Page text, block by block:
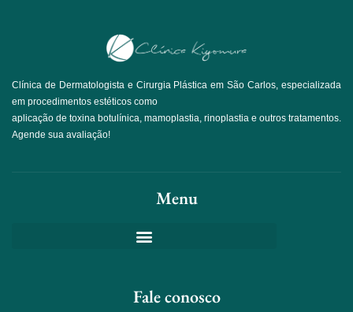
Clínica de Dermatologista e Cirurgia Plástica em São Carlos, especializada
em procedimentos estéticos como
aplicação de toxina botulínica, mamoplastia, rinoplastia e outros tratamentos.
Agende sua avaliação!
Menu
Fale conosco